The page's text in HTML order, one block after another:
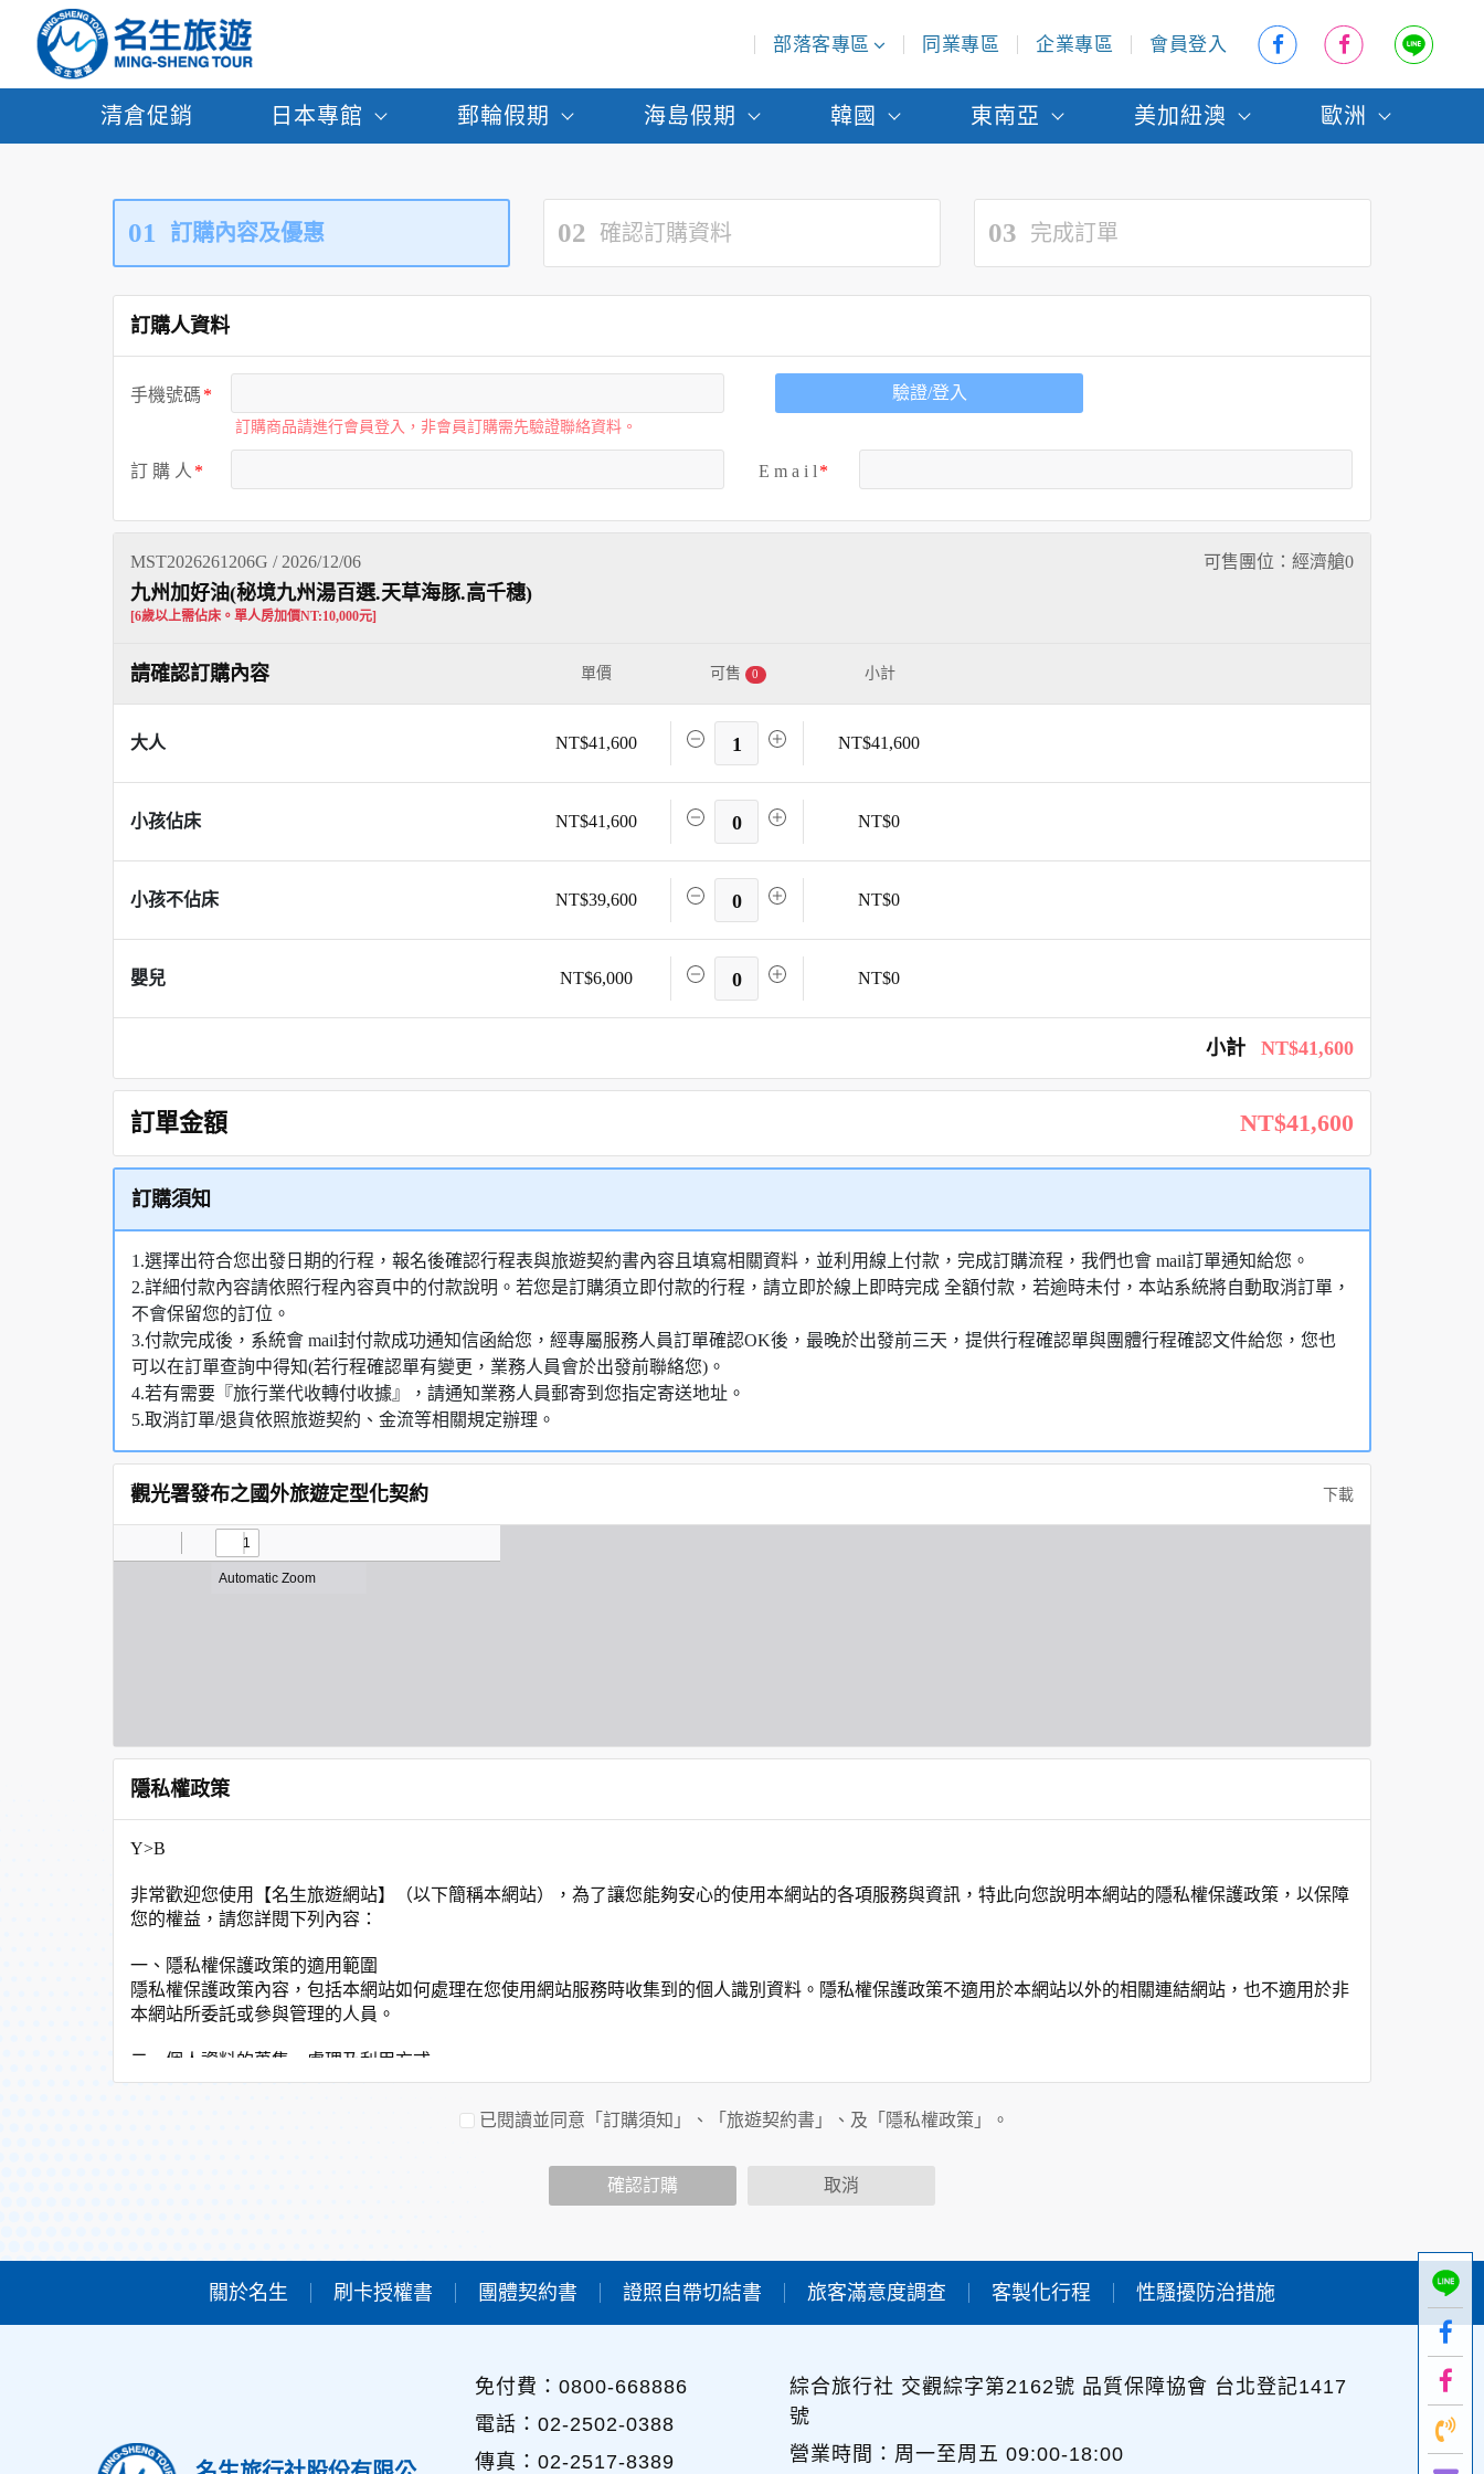
部落客專區 同業專區 企業專區 會員登入
清倉促銷 日本專館 郵輪假期 海島假期 韓國 東南亞 美加紐澳 歐洲
01 訂購內容及優惠 02 確認訂購資料 03 完成訂單
訂購人資料
手機號碼
訂購商品請進行會員登入，非會員訂購需先驗證聯絡資料。
驗證/登入
訂 購 人 E m a i l
MST2026261206G / 2026/12/06 可售團位：經濟艙0
九州加好油(秘境九州湯百選.天草海豚.高千穗)
[6歲以上需佔床。單人房加價NT:10,000元]
請確認訂購內容 單價 可售 0 小計
大人 NT$41,600 1 NT$41,600
小孩佔床 NT$41,600 0 NT$0
小孩不佔床 NT$39,600 0 NT$0
嬰兒 NT$6,000 0 NT$0
小計 NT$41,600
訂單金額 NT$41,600
訂購須知
1.選擇出符合您出發日期的行程，報名後確認行程表與旅遊契約書內容且填寫相關資料，並利用線上付款，完成訂購流程，我們也會 mail訂單通知給您。
2.詳細付款內容請依照行程內容頁中的付款說明。若您是訂購須立即付款的行程，請立即於線上即時完成 全額付款，若逾時未付，本站系統將自動取消訂單，
不會保留您的訂位。
3.付款完成後，系統會 mail封付款成功通知信函給您，經專屬服務人員訂單確認OK後，最晚於出發前三天，提供行程確認單與團體行程確認文件給您，您也
可以在訂單查詢中得知(若行程確認單有變更，業務人員會於出發前聯絡您)。
4.若有需要『旅行業代收轉付收據』，請通知業務人員郵寄到您指定寄送地址。
5.取消訂單/退貨依照旅遊契約、金流等相關規定辦理。
觀光署發布之國外旅遊定型化契約 下載
隱私權政策
Y>B
非常歡迎您使用【名生旅遊網站】（以下簡稱本網站），為了讓您能夠安心的使用本網站的各項服務與資訊，特此向您說明本網站的隱私權保護政策，以保障
您的權益，請您詳閱下列內容：
一、隱私權保護政策的適用範圍
隱私權保護政策內容，包括本網站如何處理在您使用網站服務時收集到的個人識別資料。隱私權保護政策不適用於本網站以外的相關連結網站，也不適用於非
本網站所委託或參與管理的人員。
二、個人資料的蒐集、處理及利用方式
當您造訪本網站或使用本網站所提供之功能服務時，我們將視該服務功能性質，請您提供必要的個人資料，並在該特定目的範圍內處理及利用您的個人資料；
非經您書面同意，本網站不會將個人資料用於其他用途。
本網站在您使用服務信箱、問卷調查等互動性功能時，會保留您所提供的姓名、電子郵件地址、聯絡方式及使用時間等。
為提供精確的服務，我們會將收集的問卷調查內容進行統計與分析，分析結果之統計數據或說明文字呈現，除供內部研究外，我們會視需要公佈統計數據及說
本網站主機均設有防火牆、防毒系統等相關的各項資訊安全設備及必要的安全防護措施，加以保護網站及您的個人資料採用嚴格的保護措施，只由經過授權的
人員才能接觸您的個人資料，相關處理人員皆簽有保密合約，如有違反保密義務者，將會受到相關的法律處分。
本網站的網頁提供其他網站的網路連結，您也可經由本網站所提供的連結，點選進入其他網站。但該連結網站不適用本網站的隱私權保護政策，您必須參考該
連結網站中的隱私權保護政策。
已閱讀並同意「訂購須知」、「旅遊契約書」、及「隱私權政策」。
確認訂購 取消
關於名生 刷卡授權書 團體契約書 證照自帶切結書 旅客滿意度調查 客製化行程 性騷擾防治措施
免付費：0800-668886
電話：02-2502-0388
傳真：02-2517-8389
綜合旅行社 交觀綜字第2162號 品質保障協會 台北登記1417
號
營業時間：周一至周五 09:00-18:00